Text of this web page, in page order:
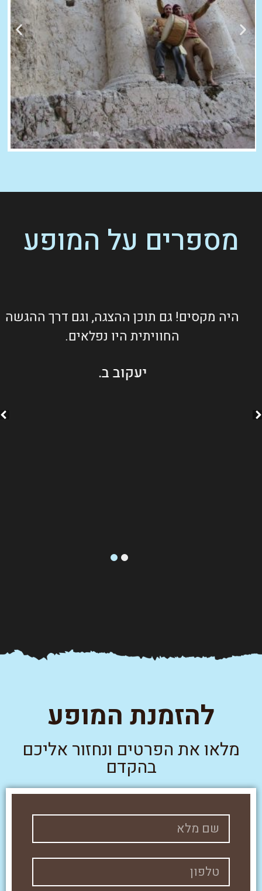
מספרים על המופע
היה מקסים! גם תוכן ההצגה, וגם דרך ההגשה
החוויתית היו נפלאים.
יעקוב ב.
להזמנת המופע
מלאו את הפרטים ונחזור אליכם
בהקדם